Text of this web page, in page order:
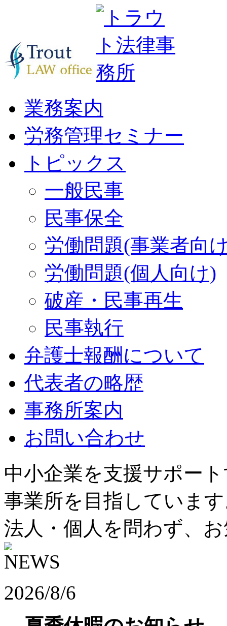
業務案内
労務管理セミナー
トピックス
一般民事
民事保全
労働問題(事業者向
労働問題(個人向け)
破産・民事再生
民事執行
弁護士報酬について
代表者の略歴
事務所案内
お問い合わせ
中小企業を支援サポー
事業所を目指していま
法人・個人を問わず、
2026/8/6